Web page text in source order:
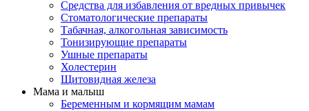
Средства для избавления от вредных привычек
Стоматологические препараты
Табачная, алкогольная зависимость
Тонизирующие препараты
Ушные препараты
Холестерин
Щитовидная железа
Мама и малыш
Беременным и кормящим мамам